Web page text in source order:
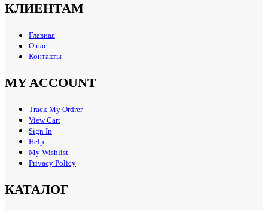
КЛИЕНТАМ
Главная
О нас
Контакты
MY ACCOUNT
Track My Ordrer
View Cart
Sign In
Help
My Wishlist
Privacy Policy
КАТАЛОГ